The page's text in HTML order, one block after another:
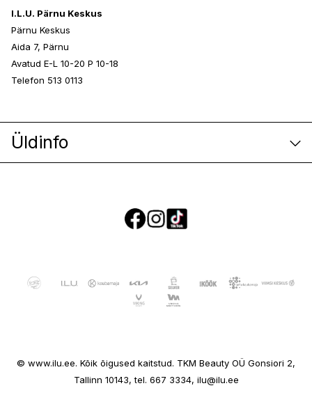
I.L.U. Pärnu Keskus
Pärnu Keskus
Aida 7, Pärnu
Avatud E-L 10-20 P 10-18
Telefon 513 0113
Üldinfo
© www.ilu.ee. Kõik õigused kaitstud. TKM Beauty OÜ Gonsiori 2,
Tallinn 10143, tel. 667 3334, ilu@ilu.ee